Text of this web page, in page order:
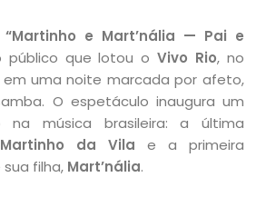
“Martinho e Mart’nália — Pai e
público que lotou o Vivo Rio, no
uma noite marcada por afeto,
O espetáculo inaugura um
na música brasileira: a última
Martinho da Vila e a primeira
filha, Mart’nália.